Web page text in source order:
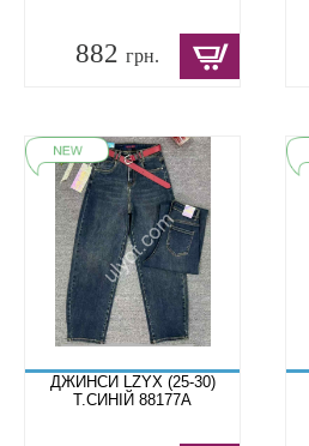
882 грн.
ДЖИНСИ LZYX (25-30)
Т.СИНІЙ 88177A